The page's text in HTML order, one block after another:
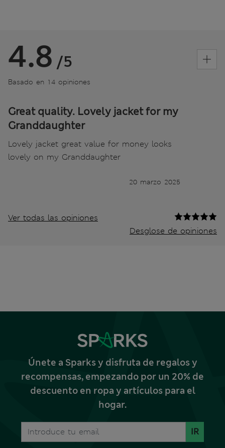
4.8 /5
Basado en 14 opiniones
Great quality. Lovely jacket for my
Granddaughter
Lovely jacket great value for money looks
lovely on my Granddaughter
20 marzo 2025
Ver todas las opiniones
Desglose de opiniones
Únete a Sparks y disfruta de regalos y
recompensas, empezando por un 20% de
descuento en ropa y artículos para el
hogar.
IR